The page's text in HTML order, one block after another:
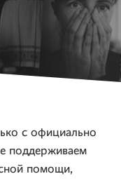
с официально
поддерживаем
помощи,